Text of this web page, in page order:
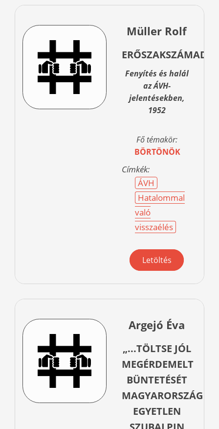
Müller Rolf
ERŐSZAKSZÁMADÁS
Fenyítés és halál
az ÁVH-
jelentésekben,
1952
Fő témakör:
BÖRTÖNÖK
Címkék:
ÁVH
Hatalommal
való
visszaélés
Letöltés
Argejó Éva
„...TÖLTSE JÓL
MEGÉRDEMELT
BÜNTETÉSÉT
MAGYARORSZÁG
EGYETLEN